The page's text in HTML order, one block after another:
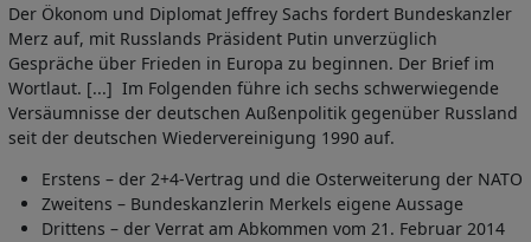
Der Ökonom und Diplomat Jeffrey Sachs fordert Bundeskanzler
Merz auf, mit Russlands Präsident Putin unverzüglich
Gespräche über Frieden in Europa zu beginnen. Der Brief im
Wortlaut. [...] Im Folgenden führe ich sechs schwerwiegende
Versäumnisse der deutschen Außenpolitik gegenüber Russland
seit der deutschen Wiedervereinigung 1990 auf.
Erstens – der 2+4-Vertrag und die Osterweiterung der NATO
Zweitens – Bundeskanzlerin Merkels eigene Aussage
Drittens – der Verrat am Abkommen vom 21. Februar 2014